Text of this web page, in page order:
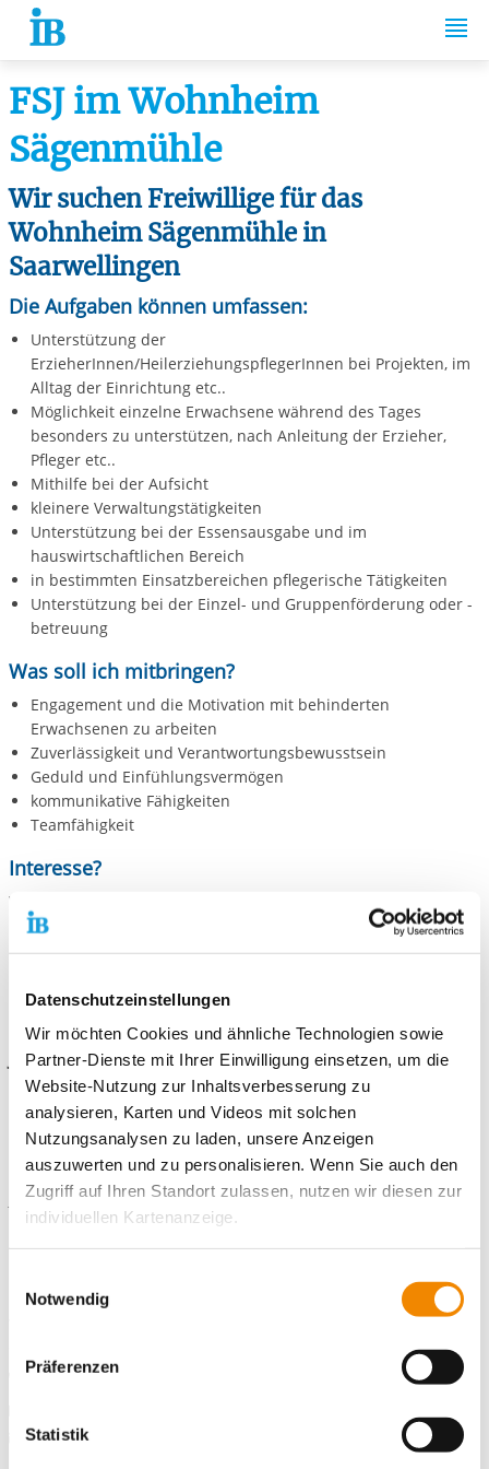
Datenschutzeinstellungen
Wir möchten Cookies und ähnliche Technologien sowie
Partner-Dienste mit Ihrer Einwilligung einsetzen, um die
Website-Nutzung zur Inhaltsverbesserung zu
analysieren, Karten und Videos mit solchen
Nutzungsanalysen zu laden, unsere Anzeigen
auszuwerten und zu personalisieren. Wenn Sie auch den
Zugriff auf Ihren Standort zulassen, nutzen wir diesen zur
individuellen Kartenanzeige.
unsere Partner Daten wie Ihre IP-Adresse und
verarbeiten diese zusammen mit Daten von anderen
Websites. Die Partner erkennen mitunter auch, wenn Sie
zum Website-Besuch verschiedene Geräte verwenden,
kann die Datenübertragung in Drittländer (insb. die USA)
nicht ausgeschlossen werden. Dort ist kein der EU
Notwendig
Präferenzen
Statistik
Springe zum Inhalt
FSJ im Wohnheim
Sägenmühle
Wir suchen Freiwillige für das
Wohnheim Sägenmühle in
Saarwellingen
Die Aufgaben können umfassen:
Unterstützung der
ErzieherInnen/HeilerziehungspflegerInnen bei Projekten, im
Alltag der Einrichtung etc..
Möglichkeit einzelne Erwachsene während des Tages
besonders zu unterstützen, nach Anleitung der Erzieher,
Pfleger etc..
Mithilfe bei der Aufsicht
kleinere Verwaltungstätigkeiten
Unterstützung bei der Essensausgabe und im
hauswirtschaftlichen Bereich
in bestimmten Einsatzbereichen pflegerische Tätigkeiten
Unterstützung bei der Einzel- und Gruppenförderung oder -
betreuung
Was soll ich mitbringen?
Engagement und die Motivation mit behinderten
Erwachsenen zu arbeiten
Zuverlässigkeit und Verantwortungsbewusstsein
Geduld und Einfühlungsvermögen
kommunikative Fähigkeiten
Teamfähigkeit
Interesse?
Wir freuen uns auf die Bewerbung mit
letztes Schulzeugnis in Kopie
Angabe der gewünschten Einsatzstelle / Einsatzbereiches
Jetzt online bewerben!
Kontaktiere uns!
E-Mail schreiben
Freiwilligendienste Saarbrücken
Telefonnummer
0 681 991919-22
E-Mail an Freiwilligendienste Saarbrücken
E-Mail schreiben